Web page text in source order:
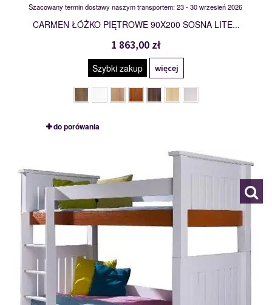
Szacowany termin dostawy naszym transportem: 23 - 30 wrzesień 2026
CARMEN ŁÓŻKO PIĘTROWE 90X200 SOSNA LITE...
1 863,00 zł
Szybki zakup więcej
do porówania